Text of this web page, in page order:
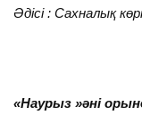
Әдісі : Сахналық
«Наурыз »әні